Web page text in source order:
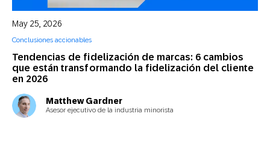
Tendencias de fidelización de marcas: 6 cambios
que están transformando la fidelización del cliente
en 2026
May 25, 2026
Conclusiones accionables
Matthew Gardner
Asesor ejecutivo de la industria minorista